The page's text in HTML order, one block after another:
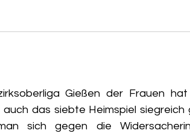
Gießen der Frauen
das siebte Heimspiel siegreich
sich gegen die